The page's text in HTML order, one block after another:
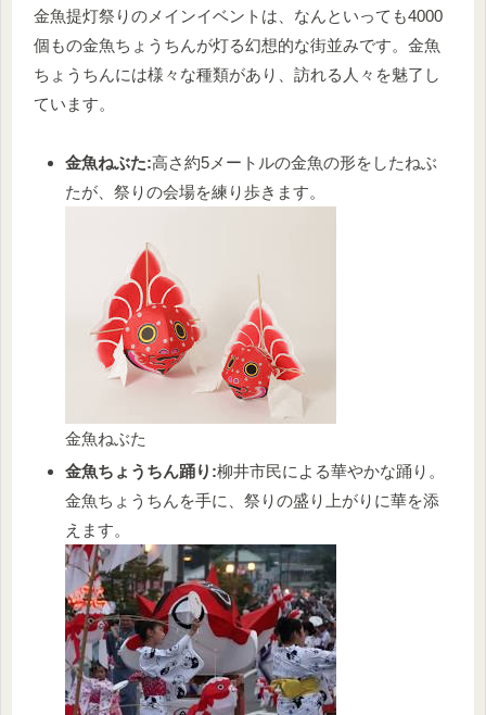
金魚提灯祭りのメインイベントは、なんといっても4000
個もの金魚ちょうちんが灯る幻想的な街並みです。金魚
ちょうちんには様々な種類があり、訪れる人々を魅了し
ています。
金魚ねぶた:高さ約5メートルの金魚の形をしたねぶ
たが、祭りの会場を練り歩きます。
金魚ねぶた
金魚ちょうちん踊り:柳井市民による華やかな踊り。
金魚ちょうちんを手に、祭りの盛り上がりに華を添
えます。